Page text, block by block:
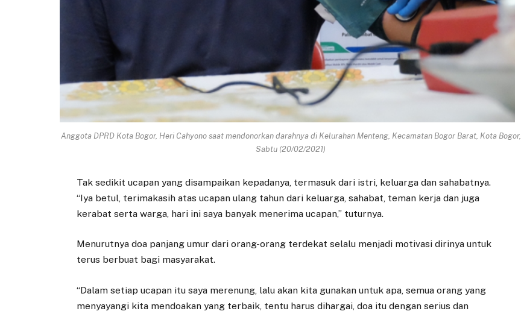
Anggota DPRD Kota Bogor, Heri Cahyono saat mendonorkan darahnya di Kelurahan Menteng, Kecamatan Bogor Barat, Kota Bogor,
Sabtu (20/02/2021)
Tak sedikit ucapan yang disampaikan kepadanya, termasuk dari istri, keluarga dan sahabatnya.
“Iya betul, terimakasih atas ucapan ulang tahun dari keluarga, sahabat, teman kerja dan juga
kerabat serta warga, hari ini saya banyak menerima ucapan,” tuturnya.
Menurutnya doa panjang umur dari orang-orang terdekat selalu menjadi motivasi dirinya untuk
terus berbuat bagi masyarakat.
“Dalam setiap ucapan itu saya merenung, lalu akan kita gunakan untuk apa, semua orang yang
menyayangi kita mendoakan yang terbaik, tentu harus dihargai, doa itu dengan serius dan